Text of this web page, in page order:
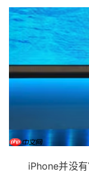
iPhone并没